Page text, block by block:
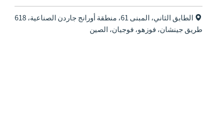
الطابق الثاني، المبنى 61، منطقة أورانج جاردن الصناعية، 618
طريق جينشان، فوزهو، فوجيان، الصين